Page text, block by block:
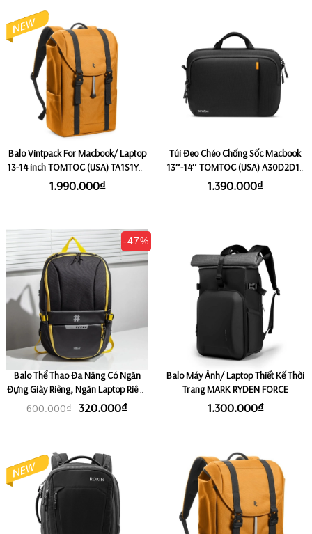
Balo Vintpack For Macbook/ Laptop
13-14 inch TOMTOC (USA) TA1S1Y1 -
Yellowish (Size nhỏ 17L)
1.990.000₫
Túi Đeo Chéo Chống Sốc Macbook
13″-14″ TOMTOC (USA) A30D2D1 -
Black
1.390.000₫
-47%
Balo Thể Thao Đa Năng Có Ngăn
Đựng Giày Riêng, Ngăn Laptop Riêng
HIER DURABLE - Black/ Yellow
600.000₫ 320.000₫
Balo Máy Ảnh/ Laptop Thiết Kế Thời
Trang MARK RYDEN FORCE
1.300.000₫